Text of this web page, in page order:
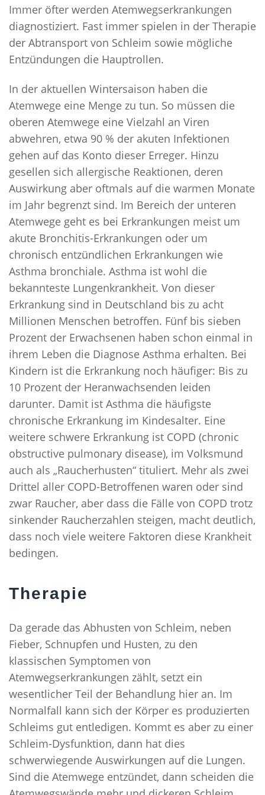
THERAPIEN
ALTERNATIVEN ZUR SCHLAFAPNOE-MASKE
POSITIONSTHERAPIE
STENT THERAPIE
CPAP-THERAPIE
ZUNGENSCHRITTMACHER
OPERATIVE SCHLAFAPNOE THERAPIE
SPANGENTHERAPIE
GESUNDER SCHLAF
WAS IST GESUNDER SCHLAF?
DER SCHLAFZYKLUS UND SEINE PHASEN
SELBSTHILFE
MEDIZINISCHES DIDGERIDOO
SCHLAFHYGIENE
GEZIELTES TRAINING
Immer öfter werden Atemwegserkrankungen
diagnostiziert. Fast immer spielen in der Therapie
der Abtransport von Schleim sowie mögliche
Entzündungen die Hauptrollen.
In der aktuellen Wintersaison haben die
Atemwege eine Menge zu tun. So müssen die
oberen Atemwege eine Vielzahl an Viren
abwehren, etwa 90 % der akuten Infektionen
gehen auf das Konto dieser Erreger. Hinzu
gesellen sich allergische Reaktionen, deren
Auswirkung aber oftmals auf die warmen Monate
im Jahr begrenzt sind. Im Bereich der unteren
Atemwege geht es bei Erkrankungen meist um
akute Bronchitis-Erkrankungen oder um
chronisch entzündlichen Erkrankungen wie
Asthma bronchiale. Asthma ist wohl die
bekannteste Lungenkrankheit. Von dieser
Erkrankung sind in Deutschland bis zu acht
Millionen Menschen betroffen. Fünf bis sieben
Prozent der Erwachsenen haben schon einmal in
ihrem Leben die Diagnose Asthma erhalten. Bei
Kindern ist die Erkrankung noch häufiger: Bis zu
10 Prozent der Heranwachsenden leiden
darunter. Damit ist Asthma die häufigste
chronische Erkrankung im Kindesalter. Eine
weitere schwere Erkrankung ist COPD (chronic
obstructive pulmonary disease), im Volksmund
auch als „Raucherhusten“ tituliert. Mehr als zwei
Drittel aller COPD-Betroffenen waren oder sind
zwar Raucher, aber dass die Fälle von COPD trotz
sinkender Raucherzahlen steigen, macht deutlich,
dass noch viele weitere Faktoren diese Krankheit
bedingen.
Therapie
Da gerade das Abhusten von Schleim, neben
Fieber, Schnupfen und Husten, zu den
klassischen Symptomen von
Atemwegserkrankungen zählt, setzt ein
wesentlicher Teil der Behandlung hier an. Im
Normalfall kann sich der Körper es produzierten
Schleims gut entledigen. Kommt es aber zu einer
Schleim-Dysfunktion, dann hat dies
schwerwiegende Auswirkungen auf die Lungen.
Sind die Atemwege entzündet, dann scheiden die